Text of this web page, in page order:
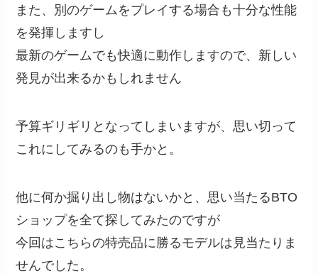
また、別のゲームをプレイする場合も十分な性能
を発揮しますし
最新のゲームでも快適に動作しますので、新しい
発見が出来るかもしれません
予算ギリギリとなってしまいますが、思い切って
これにしてみるのも手かと。
他に何か掘り出し物はないかと、思い当たるBTO
ショップを全て探してみたのですが
今回はこちらの特売品に勝るモデルは見当たりま
せんでした。